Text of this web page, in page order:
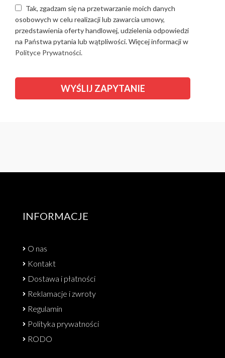
Tak, zgadzam się na przetwarzanie moich danych
osobowych w celu realizacji lub zawarcia umowy,
przedstawienia oferty handlowej, udzielenia odpowiedzi
na Państwa pytania lub wątpliwości. Więcej informacji w
Polityce Prywatności.
INFORMACJE
O nas
Kontakt
Dostawa i płatności
Reklamacje i zwroty
Regulamin
Polityka prywatności
RODO